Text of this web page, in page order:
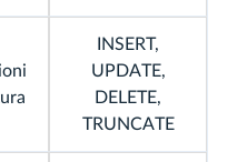
INSERT,
UPDATE,
DELETE,
TRUNCATE